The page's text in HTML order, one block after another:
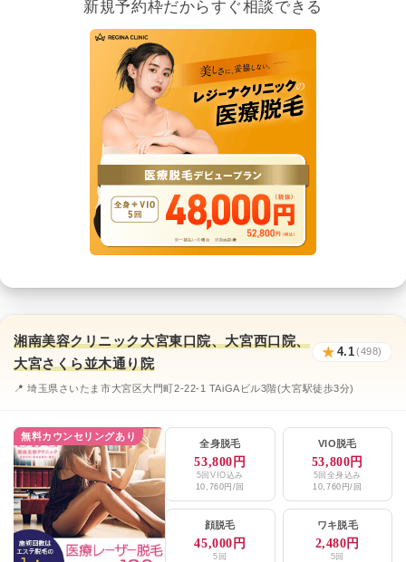
新規予約枠だからすぐ相談できる
湘南美容クリニック大宮東口院、大宮西口院、
大宮さくら並木通り院
★ 4.1(498)
📍 埼玉県さいたま市大宮区大門町2-22-1 TAiGAビル3階(大宮駅徒歩3分)
無料カウンセリングあり
全身脱毛
53,800円
5回VIO込み
10,760円/回
VIO脱毛
53,800円
5回全身込み
10,760円/回
顔脱毛
45,000円
5回
ワキ脱毛
2,480円
5回